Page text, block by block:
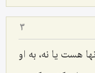
3
هست یا نه، به او